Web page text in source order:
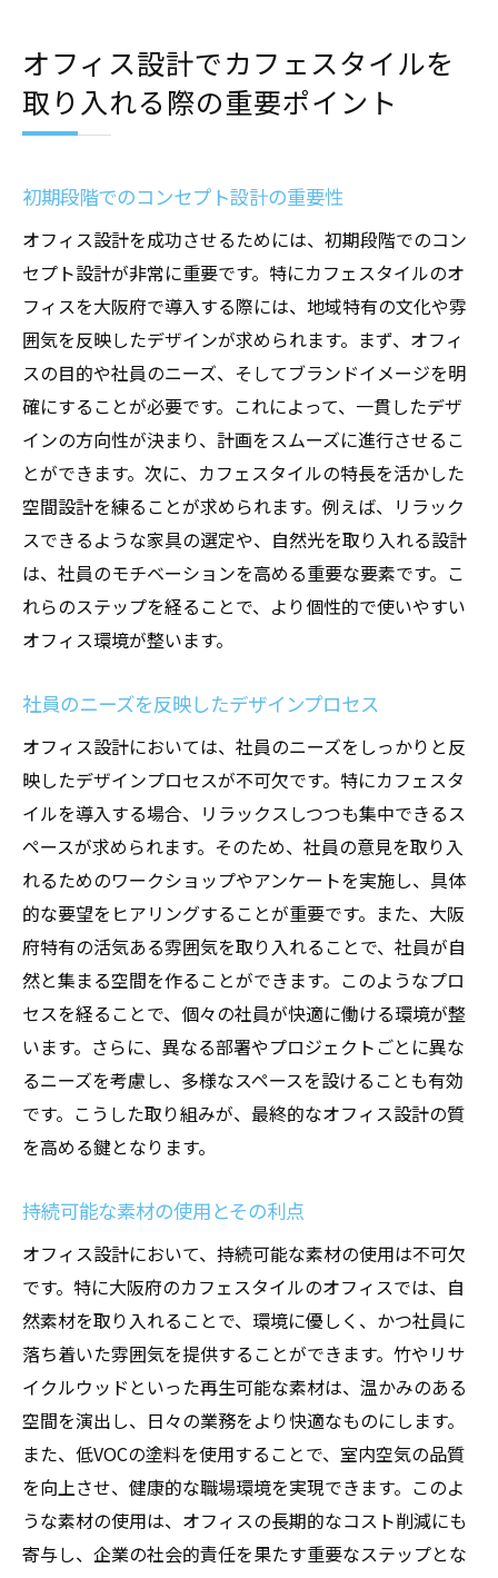
オフィス設計でカフェスタイルを
取り入れる際の重要ポイント
初期段階でのコンセプト設計の重要性
オフィス設計を成功させるためには、初期段階でのコン
セプト設計が非常に重要です。特にカフェスタイルのオ
フィスを大阪府で導入する際には、地域特有の文化や雰
囲気を反映したデザインが求められます。まず、オフィ
スの目的や社員のニーズ、そしてブランドイメージを明
確にすることが必要です。これによって、一貫したデザ
インの方向性が決まり、計画をスムーズに進行させるこ
とができます。次に、カフェスタイルの特長を活かした
空間設計を練ることが求められます。例えば、リラック
スできるような家具の選定や、自然光を取り入れる設計
は、社員のモチベーションを高める重要な要素です。こ
れらのステップを経ることで、より個性的で使いやすい
オフィス環境が整います。
社員のニーズを反映したデザインプロセス
オフィス設計においては、社員のニーズをしっかりと反
映したデザインプロセスが不可欠です。特にカフェスタ
イルを導入する場合、リラックスしつつも集中できるス
ペースが求められます。そのため、社員の意見を取り入
れるためのワークショップやアンケートを実施し、具体
的な要望をヒアリングすることが重要です。また、大阪
府特有の活気ある雰囲気を取り入れることで、社員が自
然と集まる空間を作ることができます。このようなプロ
セスを経ることで、個々の社員が快適に働ける環境が整
います。さらに、異なる部署やプロジェクトごとに異な
るニーズを考慮し、多様なスペースを設けることも有効
です。こうした取り組みが、最終的なオフィス設計の質
を高める鍵となります。
持続可能な素材の使用とその利点
オフィス設計において、持続可能な素材の使用は不可欠
です。特に大阪府のカフェスタイルのオフィスでは、自
然素材を取り入れることで、環境に優しく、かつ社員に
落ち着いた雰囲気を提供することができます。竹やリサ
イクルウッドといった再生可能な素材は、温かみのある
空間を演出し、日々の業務をより快適なものにします。
また、低VOCの塗料を使用することで、室内空気の品質
を向上させ、健康的な職場環境を実現できます。このよ
うな素材の使用は、オフィスの長期的なコスト削減にも
寄与し、企業の社会的責任を果たす重要なステップとな